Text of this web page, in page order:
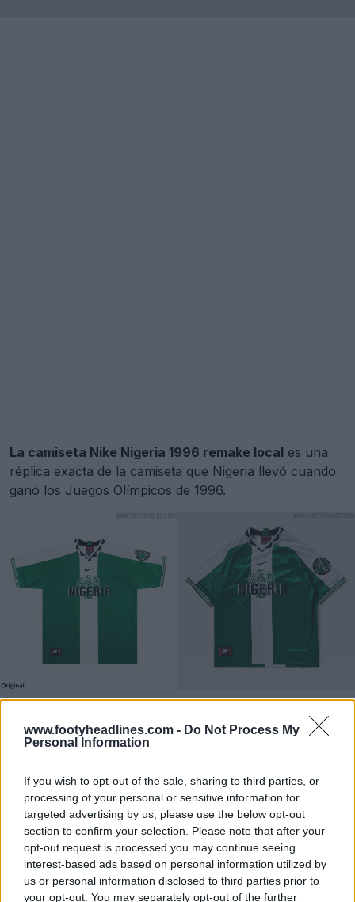
www.footyheadlines.com - Do Not Process My
Personal Information
If you wish to opt-out of the sale, sharing to third parties, or
processing of your personal or sensitive information for
targeted advertising by us, please use the below opt-out
section to confirm your selection. Please note that after your
opt-out request is processed you may continue seeing
interest-based ads based on personal information utilized by
us or personal information disclosed to third parties prior to
your opt-out. You may separately opt-out of the further
La camiseta Nike Nigeria 1996 remake local es una
réplica exacta de la camiseta que Nigeria llevó cuando
ganó los Juegos Olímpicos de 1996.